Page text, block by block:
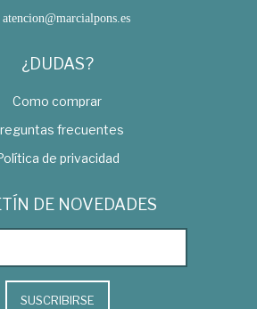
atencion@marcialpons.es
¿DUDAS?
Como comprar
frecuentes
de privacidad
DE NOVEDADES
SUSCRIBIRSE